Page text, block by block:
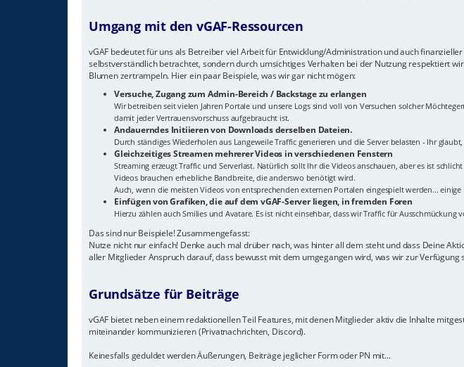
Umgang mit den vGAF-Ressourcen
vGAF bedeutet für uns als Betreiber viel Arbeit für Entwicklung/Administration und auch
selbstverständlich betrachtet, sondern durch umsichtiges Verhalten bei der Nutzung respektiert
Blumen zertrampeln. Hier ein paar Beispiele, was wir gar nicht mögen:
Versuche, Zugang zum Admin-Bereich / Backstage zu erlangen
Wir betreiben seit vielen Jahren Portale und unsere Logs sind voll von Versuchen solcher
damit jeder Vertrauensvorschuss aufgebraucht ist.
Andauerndes Initiieren von Downloads derselben Dateien.
Durch ständiges Wiederholen aus Langeweile Traffic generieren und die Server belasten - Ihr
Gleichzeitiges Streamen mehrerer Videos in verschiedenen Fenstern
Streaming erzeugt Traffic und Serverlast. Natürlich sollt Ihr die Videos anschauen, aber es ist
Videos brauchen erhebliche Bandbreite, die anderswo benötigt wird.
Auch, wenn die meisten Videos von entsprechenden externen Portalen eingespielt werden... einige
Einfügen von Grafiken, die auf dem vGAF-Server liegen, in fremden Foren
Hierzu zählen auch Smilies und Avatare. Es ist nicht einsehbar, dass wir Traffic für
Das sind nur Beispiele! Zusammengefasst:
Nutze nicht nur einfach! Denke auch mal drüber nach, was hinter all dem steht und dass Deine
aller Mitglieder Anspruch darauf, dass bewusst mit dem umgegangen wird, was wir zur Verfügung
Grundsätze für Beiträge
vGAF bietet neben einem redaktionellen Teil Features, mit denen Mitglieder aktiv die Inhalte
miteinander kommunizieren (Privatnachrichten, Discord).
Keinesfalls geduldet werden Äußerungen, Beiträge jeglicher Form oder PN mit...